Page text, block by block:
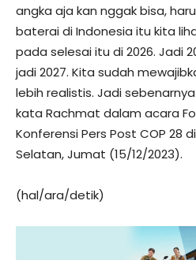
angka aja kan nggak bisa,
baterai di Indonesia itu kita
pada selesai itu di 2026. Jadi
jadi 2027. Kita sudah
lebih realistis. Jadi
kata Rachmat dalam acara
Konferensi Pers Post COP 28
Selatan, Jumat (15/12/2023).
(hal/ara/detik)